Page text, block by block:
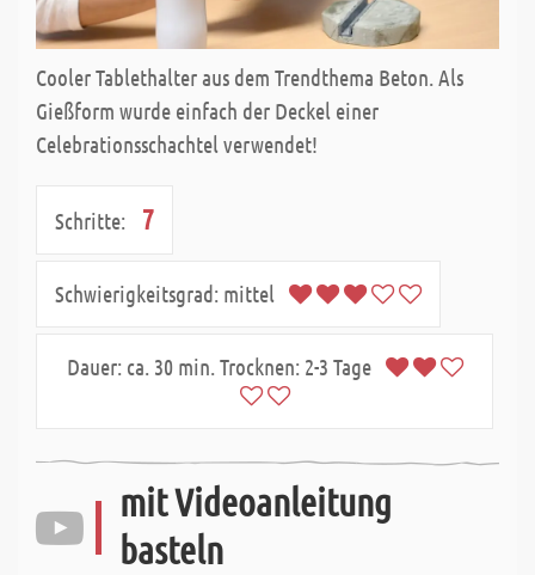
Cooler Tablethalter aus dem Trendthema Beton. Als
Gießform wurde einfach der Deckel einer
Celebrationsschachtel verwendet!
Schritte: 7
Schwierigkeitsgrad: mittel
Dauer: ca. 30 min. Trocknen: 2-3 Tage
mit Videoanleitung
basteln